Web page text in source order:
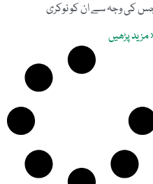
کی وجہ سے ان کو نوکری
مزید پڑھیں